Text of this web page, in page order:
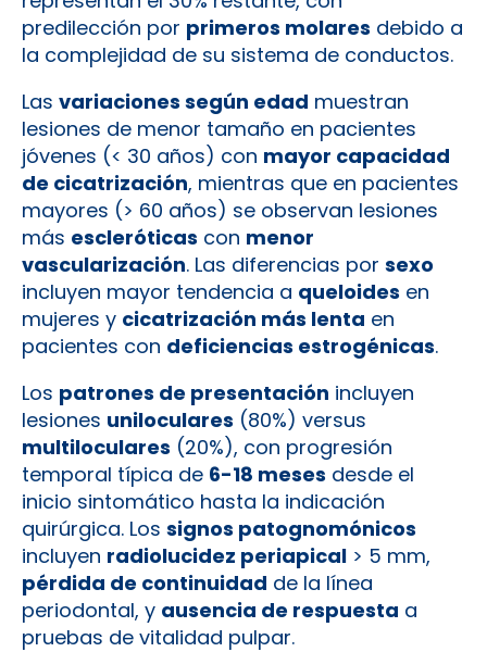
predilección por primeros molares debido a
la complejidad de su sistema de conductos.
Las variaciones según edad muestran
lesiones de menor tamaño en pacientes
jóvenes (< 30 años) con mayor capacidad
de cicatrización, mientras que en pacientes
mayores (> 60 años) se observan lesiones
más escleróticas con menor
vascularización. Las diferencias por sexo
incluyen mayor tendencia a queloides en
mujeres y cicatrización más lenta en
pacientes con deficiencias estrogénicas.
Los patrones de presentación incluyen
lesiones uniloculares (80%) versus
multiloculares (20%), con progresión
temporal típica de 6-18 meses desde el
inicio sintomático hasta la indicación
quirúrgica. Los signos patognomónicos
incluyen radiolucidez periapical > 5 mm,
pérdida de continuidad de la línea
periodontal, y ausencia de respuesta a
pruebas de vitalidad pulpar.